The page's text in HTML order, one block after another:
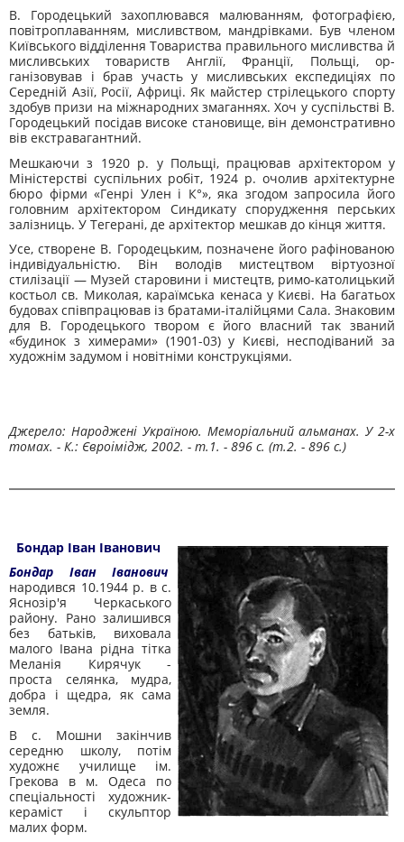
В. Городецький захоплювався малюванням, фотографією,
повітроплаванням, мисливством, мандрівками. Був членом
Київського відділення Товариства правильного мисливства й
мис­ливських товариств Англії, Франції, Польщі, ор­
ганізовував і брав участь у мисливських експе­диціях по
Середній Азії, Росії, Африці. Як май­стер стрілецького спорту
здобув призи на міжнародних змаганнях. Хоч у суспільстві В.
Го­родецький посідав високе становище, він демон­стративно
вів екстравагантний.
Мешкаючи з 1920 р. у Польщі, працював архітектором у
Міністерстві суспільних робіт, 1924 р. очолив архітектурне
бюро фірми «Генрі Улен і К°», яка згодом запросила його
головним архітектором Синдикату спорудження персь­ких
залізниць. У Тегерані, де архітектор мешкав до кінця життя.
Усе, створене В. Городецьким, позначене його рафінованою
індивідуальністю. Він во­лодів мистецтвом віртуозної
стилізації — Му­зей старовини і мистецтв, римо-католицький
костьол св. Миколая, караїмська кенаса у Києві. На багатьох
будовах співпрацював із братами-італійцями Сала. Знаковим
для В. Го­родецького твором є його власний так званий
«будинок з химерами» (1901-03) у Києві, не­сподіваний за
художнім задумом і новітніми конструкціями.
Джерело: Народжені Україною. Меморіальний альманах. У 2-х
томах. - К.: Євроімідж, 2002. - т.1. - 896 с. (т.2. - 896 с.)
Бондар Іван Іванович
Бондар Іван Іванович
народився 10.1944 р. в с.
Яснозір'я Черкаського
району. Рано залишився
без батьків, виховала
малого Івана рідна тітка
Меланія Кирячук -
проста селянка, мудра,
добра і щедра, як сама
земля.
В с. Мошни закінчив
середню школу, потім
художнє училище ім.
Грекова в м. Одеса по
спеціальності художник-
кераміст і скульптор
малих форм.